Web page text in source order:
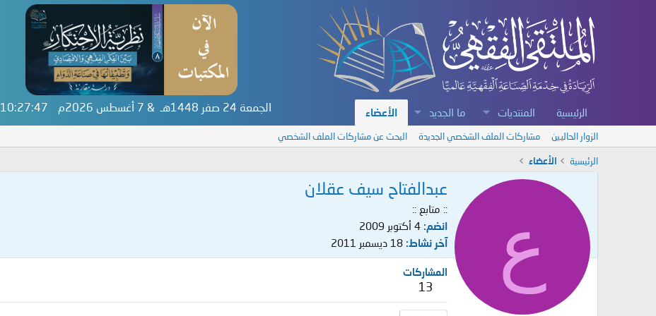
الرئيسية المنتديات ما الجديد الأعضاء الجمعة 24 صفر 1448هـ & 7 أغسطس 2026م 10:27:47 م
الزوار الحاليين مشاركات الملف الشخصي الجديدة البحث عن مشاركات الملف الشخصي
الرئيسية الأعضاء
ع
عبدالفتاح سيف عقلان
:: متابع ::
انضم 4 أكتوبر 2009
آخر نشاط 18 ديسمبر 2011
المشاركات
13